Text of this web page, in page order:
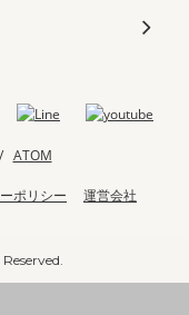
/ ATOM
ポリシー 運営会社